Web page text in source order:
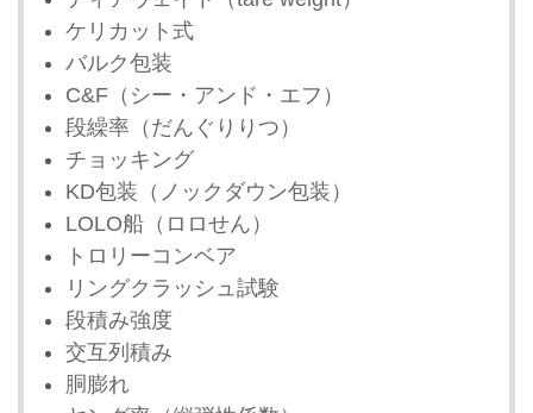
ケリカット式
バルク包装
C&F（シー・アンド・エフ）
段繰率（だんぐりりつ）
チョッキング
KD包装（ノックダウン包装）
LOLO船（ロロせん）
トロリーコンベア
リングクラッシュ試験
段積み強度
交互列積み
胴膨れ